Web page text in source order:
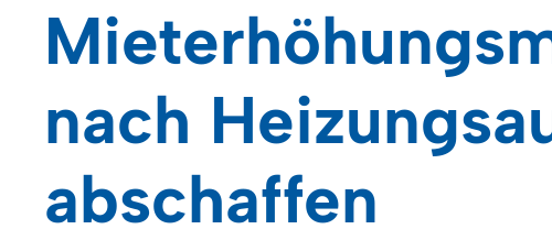
nach
abschaffen